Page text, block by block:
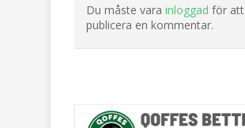
Du måste vara inloggad för att
publicera en kommentar.